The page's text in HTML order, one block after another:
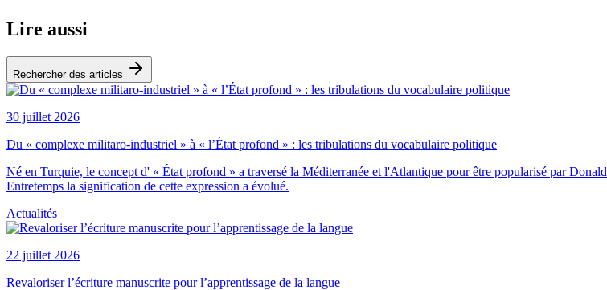
Lire aussi
Rechercher des articles
30 juillet 2026
Du « complexe militaro-industriel » à « l’État profond » : les tribulations du vocabulaire politique
Né en Turquie, le concept d' « État profond » a traversé la Méditerranée et l'Atlantique pour être popularisé par
Entretemps la signification de cette expression a évolué.
Actualités
22 juillet 2026
Revaloriser l’écriture manuscrite pour l’apprentissage de la langue